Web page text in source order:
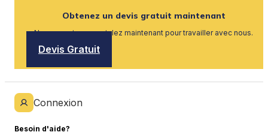
Obtenez un devis gratuit maintenant
Nous recrutons, postulez maintenant pour travailler avec nous.
Devis Gratuit
Connexion
Besoin d'aide?